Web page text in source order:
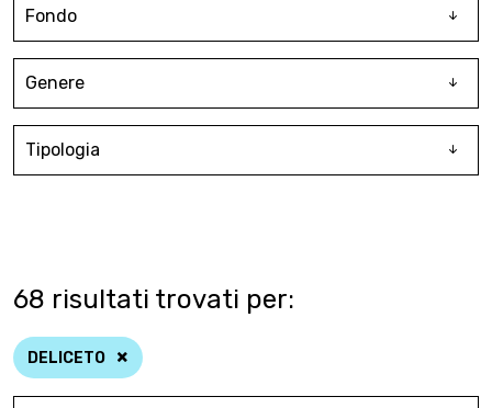
Fondo
Genere
Tipologia
68 risultati trovati per:
DELICETO